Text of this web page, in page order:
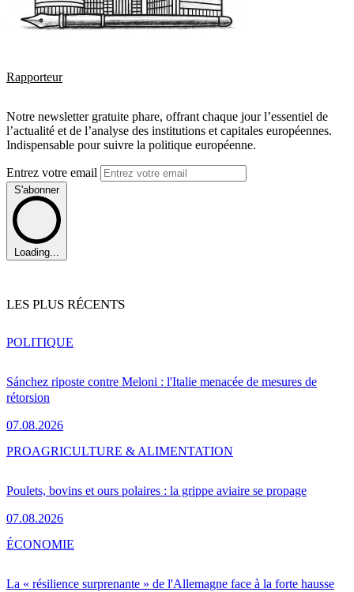
Rapporteur
Notre newsletter gratuite phare, offrant chaque jour l’essentiel de
l’actualité et de l’analyse des institutions et capitales européennes.
Indispensable pour suivre la politique européenne.
Entrez votre email
S'abonner
Loading...
LES PLUS RÉCENTS
Sánchez riposte contre Meloni : l'Italie menacée de mesures de
rétorsion
07.08.2026
POLITIQUE
Poulets, bovins et ours polaires : la grippe aviaire se propage
07.08.2026
PROAGRICULTURE & ALIMENTATION
La « résilience surprenante » de l'Allemagne face à la forte hausse
ÉCONOMIE